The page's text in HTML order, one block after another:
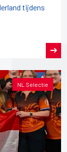
tijdens
NL Selectie